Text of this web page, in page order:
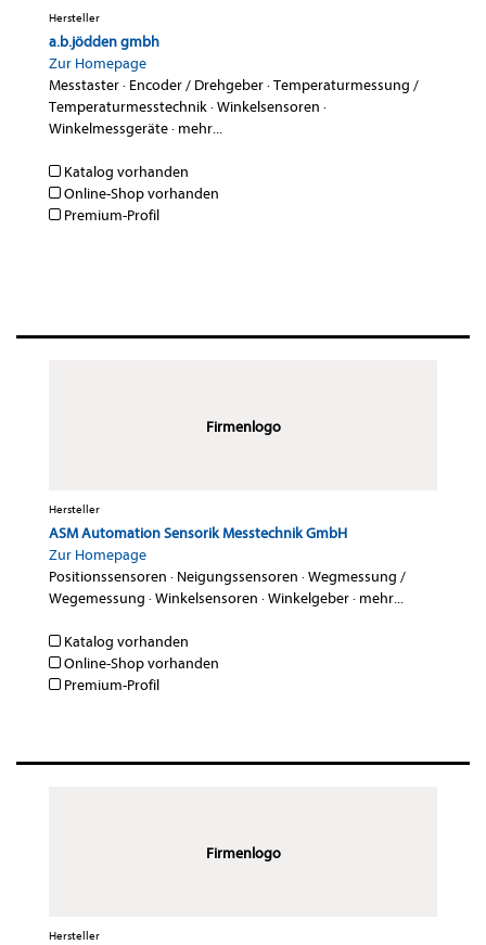
Hersteller
a.b.jödden gmbh
Zur Homepage
Messtaster· Encoder / Drehgeber·Temperaturmessung /
Temperaturmesstechnik·Winkelsensoren ·
Winkelmessgeräte· mehr...
Katalog vorhanden
Online-Shop vorhanden
Premium-Profil
Firmenlogo
Hersteller
ASM Automation Sensorik Messtechnik GmbH
Zur Homepage
Positionssensoren · Neigungssensoren ·Wegmessung /
Wegemessung ·Winkelsensoren ·Winkelgeber· mehr...
Katalog vorhanden
Online-Shop vorhanden
Premium-Profil
Firmenlogo
Hersteller